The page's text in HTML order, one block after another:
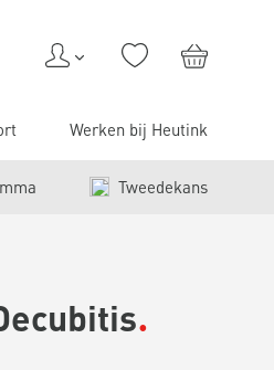
Werken bij Heutink
Tweedekans